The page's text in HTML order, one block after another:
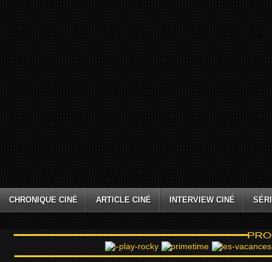
CHRONIQUE CINÉ ARTICLE CINÉ INTERVIEW CINÉ